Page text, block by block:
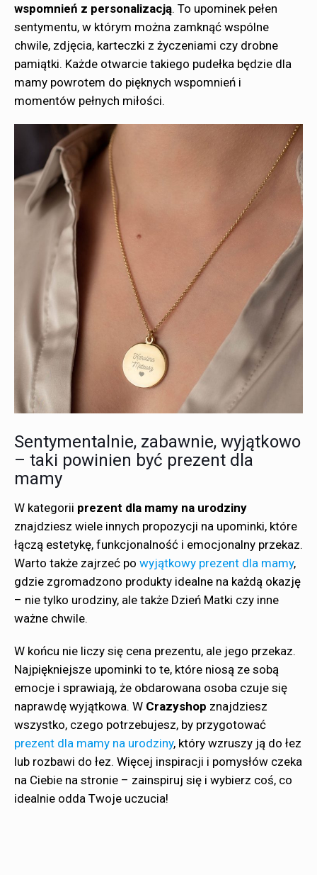
wspomnień z personalizacją. To upominek pełen
sentymentu, w którym można zamknąć wspólne
chwile, zdjęcia, karteczki z życzeniami czy drobne
pamiątki. Każde otwarcie takiego pudełka będzie dla
mamy powrotem do pięknych wspomnień i
momentów pełnych miłości.
Sentymentalnie, zabawnie, wyjątkowo
– taki powinien być prezent dla
mamy
W kategorii prezent dla mamy na urodziny
znajdziesz wiele innych propozycji na upominki, które
łączą estetykę, funkcjonalność i emocjonalny przekaz.
Warto także zajrzeć po wyjątkowy prezent dla mamy,
gdzie zgromadzono produkty idealne na każdą okazję
– nie tylko urodziny, ale także Dzień Matki czy inne
ważne chwile.
W końcu nie liczy się cena prezentu, ale jego przekaz.
Najpiękniejsze upominki to te, które niosą ze sobą
emocje i sprawiają, że obdarowana osoba czuje się
naprawdę wyjątkowa. W Crazyshop znajdziesz
wszystko, czego potrzebujesz, by przygotować
prezent dla mamy na urodziny, który wzruszy ją do łez
lub rozbawi do łez. Więcej inspiracji i pomysłów czeka
na Ciebie na stronie – zainspiruj się i wybierz coś, co
idealnie odda Twoje uczucia!